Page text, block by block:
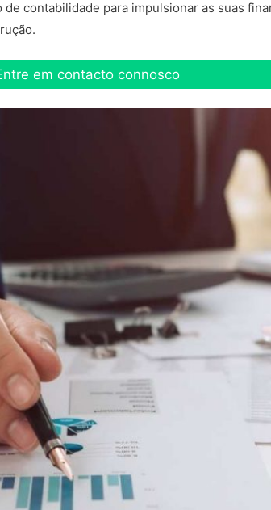
contabilidade para impulsionar as suas
em contacto connosco